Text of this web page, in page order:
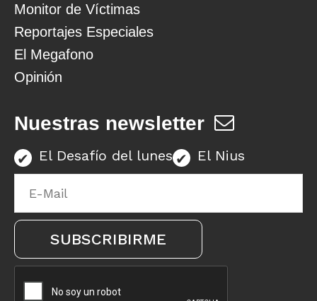
Monitor de Víctimas
Reportajes Especiales
El Megafono
Opinión
Nuestras newsletter
El Desafío del lunes El Nius